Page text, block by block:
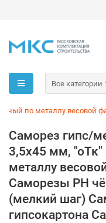
Все категории
по металлу весовой
Саморез гипс/
3,5х45 мм,
металлу
Саморезы PH
(мелкий шаг)
гипсокартона